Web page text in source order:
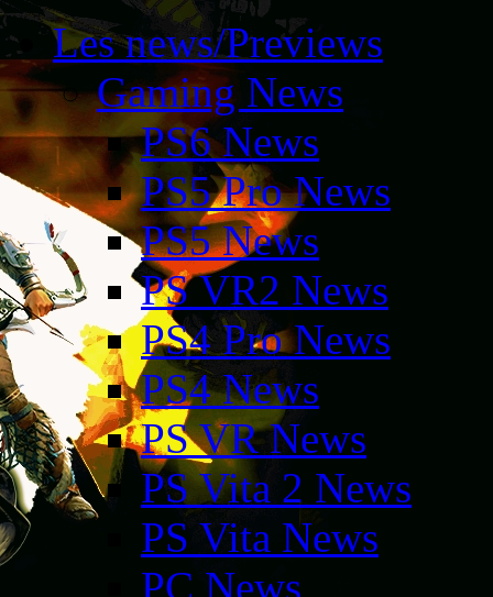
Les news/Previews
Gaming News
PS6 News
PS5 Pro News
PS5 News
PS VR2 News
PS4 Pro News
PS4 News
PS VR News
PS Vita 2 News
PS Vita News
PC News